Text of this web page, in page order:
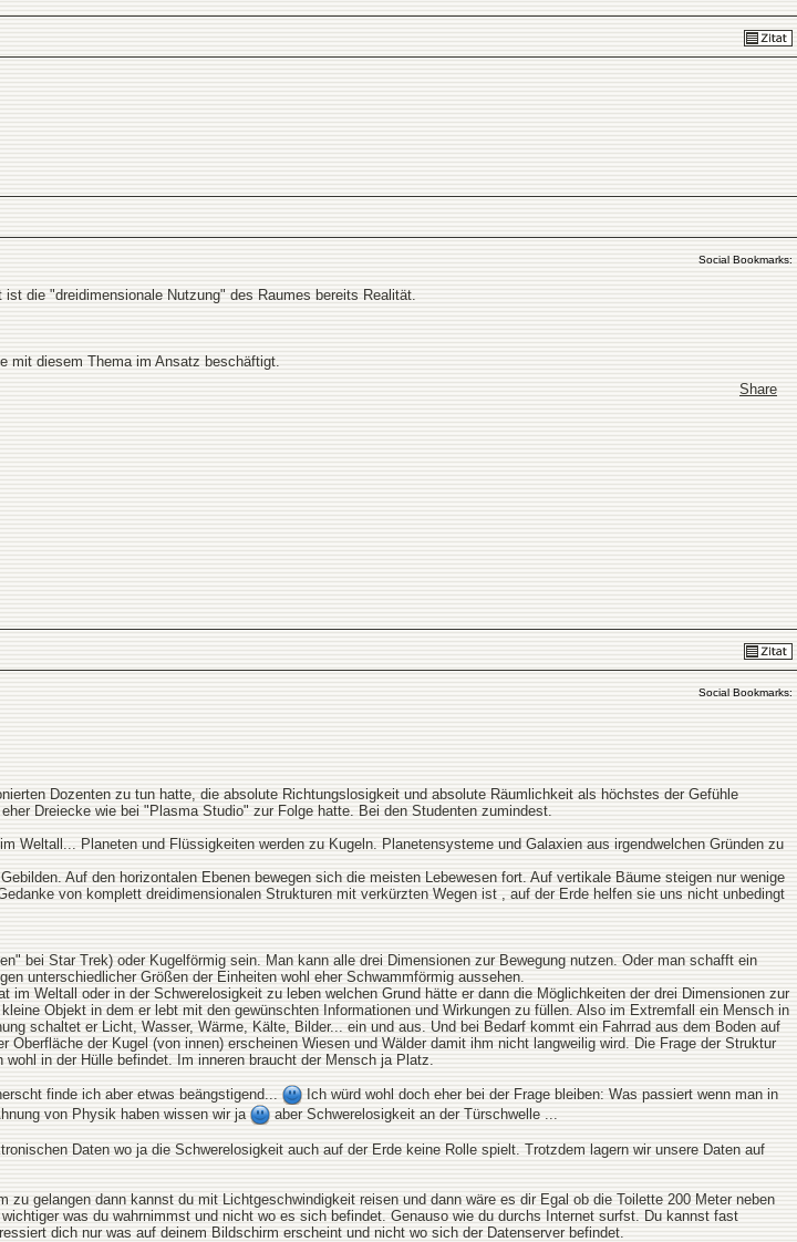
Social Bookmarks:
die "dreidimensionale Nutzung" des Raumes bereits Realität.
mit diesem Thema im Ansatz beschäftigt.
Share
Social Bookmarks:
Dozenten zu tun hatte, die absolute Richtungslosigkeit und absolute Räumlichkeit als höchstes der Gefühle
Dreiecke wie bei "Plasma Studio" zur Folge hatte. Bei den Studenten zumindest.
Weltall... Planeten und Flüssigkeiten werden zu Kugeln. Planetensysteme und Galaxien aus irgendwelchen Gründen zu
Auf den horizontalen Ebenen bewegen sich die meisten Lebewesen fort. Auf vertikale Bäume steigen nur wenige
von komplett dreidimensionalen Strukturen mit verkürzten Wegen ist , auf der Erde helfen sie uns nicht unbedingt
bei Star Trek) oder Kugelförmig sein. Man kann alle drei Dimensionen zur Bewegung nutzen. Oder man schafft ein
unterschiedlicher Größen der Einheiten wohl eher Schwammförmig aussehen.
im Weltall oder in der Schwerelosigkeit zu leben welchen Grund hätte er dann die Möglichkeiten der drei Dimensionen zur
Objekt in dem er lebt mit den gewünschten Informationen und Wirkungen zu füllen. Also im Extremfall ein Mensch in
schaltet er Licht, Wasser, Wärme, Kälte, Bilder... ein und aus. Und bei Bedarf kommt ein Fahrrad aus dem Boden auf
der Kugel (von innen) erscheinen Wiesen und Wälder damit ihm nicht langweilig wird. Die Frage der Struktur
in der Hülle befindet. Im inneren braucht der Mensch ja Platz.
finde ich aber etwas beängstigend...
Ich würd wohl doch eher bei der Frage bleiben: Was passiert wenn man in
von Physik haben wissen wir ja
aber Schwerelosigkeit an der Türschwelle ...
Daten wo ja die Schwerelosigkeit auch auf der Erde keine Rolle spielt. Trotzdem lagern wir unsere Daten auf
gelangen dann kannst du mit Lichtgeschwindigkeit reisen und dann wäre es dir Egal ob die Toilette 200 Meter neben
was du wahrnimmst und nicht wo es sich befindet. Genauso wie du durchs Internet surfst. Du kannst fast
dich nur was auf deinem Bildschirm erscheint und nicht wo sich der Datenserver befindet.